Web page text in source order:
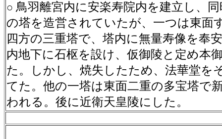
○ 鳥羽離宮内に安楽寿院内を建立し、
の塔を造営されていたが、一つは東面
四方の三重塔で、塔内に無量寿像を奉
内地下に石枢を設け、仮御陵と定め本
た。しかし、焼失したため、法華堂を
てた。他の一塔は東面二重の多宝塔で
われる。後に近衛天皇陵にした。